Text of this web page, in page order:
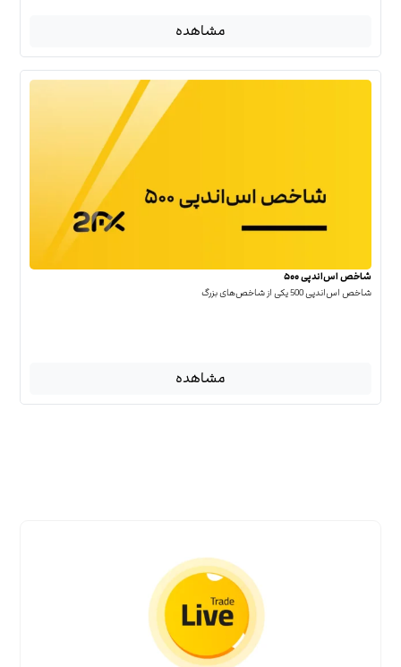
مشاهده
شاخص اس‌اندپی ۵۰۰
شاخص اس‌اند‌پی 500 یکی از شاخص‌های بزرگ
مشاهده